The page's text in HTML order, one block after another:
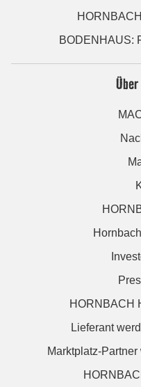
BODENHAUS:
Über
HORNBACH
Lieferant
Marktplatz-